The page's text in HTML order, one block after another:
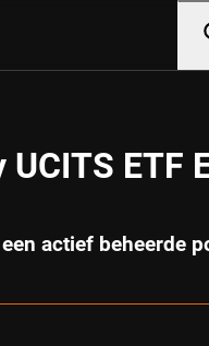
ETF
actief beheerde